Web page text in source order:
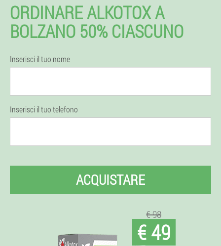
ORDINARE ALKOTOX A
BOLZANO 50% CIASCUNO
Inserisci il tuo nome
Inserisci il tuo telefono
ACQUISTARE
€ 98
€ 49